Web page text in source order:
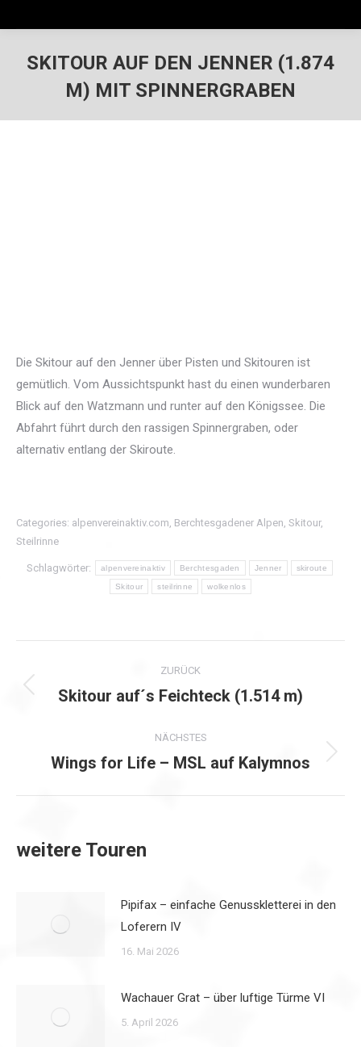
SKITOUR AUF DEN JENNER (1.874
M) MIT SPINNERGRABEN
Die Skitour auf den Jenner über Pisten und Skitouren ist
gemütlich. Vom Aussichtspunkt hast du einen wunderbaren
Blick auf den Watzmann und runter auf den Königssee. Die
Abfahrt führt durch den rassigen Spinnergraben, oder
alternativ entlang der Skiroute.
Categories: alpenvereinaktiv.com, Berchtesgadener Alpen, Skitour,
Steilrinne
Schlagwörter: alpenvereinaktiv Berchtesgaden Jenner skiroute
Skitour steilrinne wolkenlos
Kommentarnavigation
ZURÜCK
Vorheriger
Skitour auf´s Feichteck (1.514 m)
NÄCHSTES
Nächster
Wings for Life – MSL auf Kalymnos
weitere Touren
Pipifax – einfache Genusskletterei in den
Loferern IV
16. Mai 2026
Wachauer Grat – über luftige Türme VI
5. April 2026